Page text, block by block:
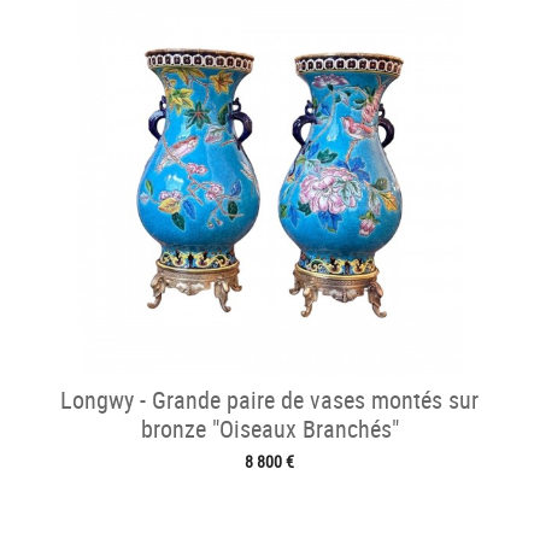
Longwy - Grande paire de vases montés sur
bronze "Oiseaux Branchés"
8 800 €